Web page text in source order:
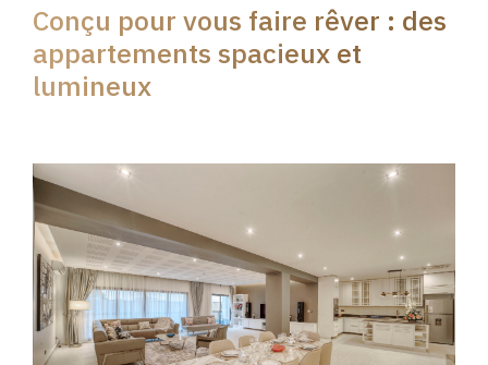
Conçu pour vous faire rêver : des
appartements spacieux et
lumineux